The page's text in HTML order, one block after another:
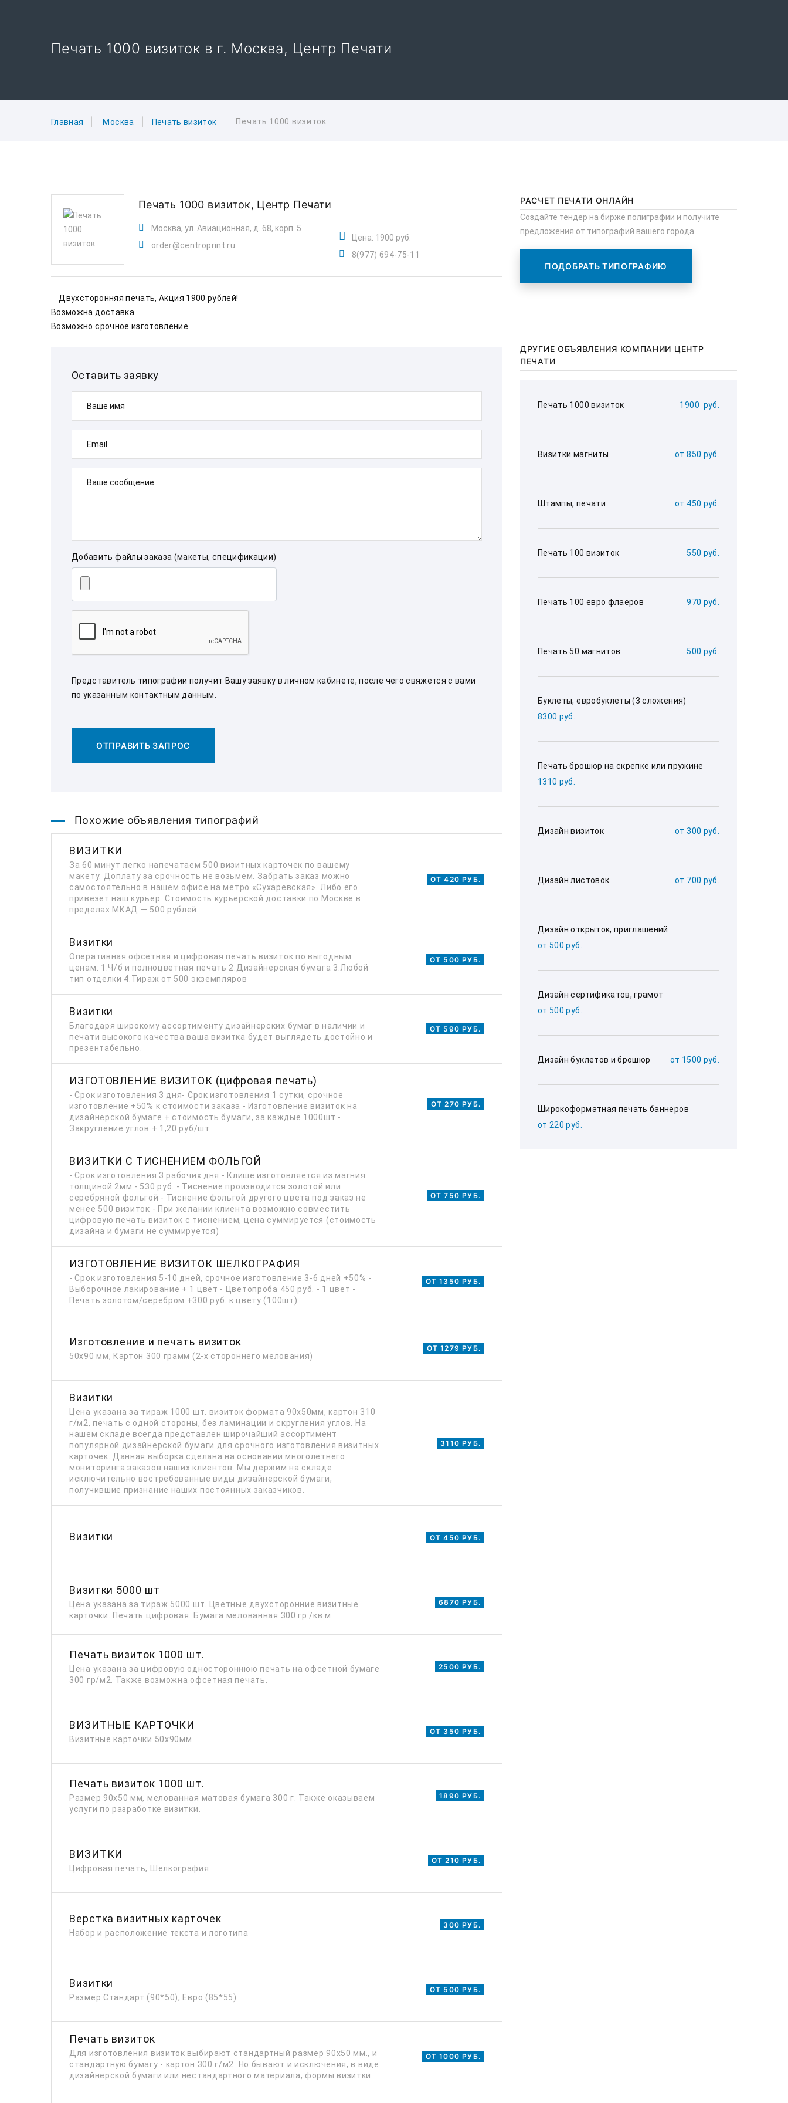
Печать 1000 визиток в г. Москва, Центр Печати
Главная Москва Печать визиток Печать 1000 визиток
Печать 1000 визиток, Центр Печати
Москва, ул. Авиационная, д. 68, корп. 5
order@centroprint.ru
Цена: 1900 руб.
8(977) 694-75-11
    Двухсторонняя печать, Акция 1900 рублей!
Возможна доставка.
Возможно срочное изготовление.
Оставить заявку
Ваше имя
Email
Ваше сообщение
Добавить файлы заказа (макеты, спецификации)
Представитель типографии получит Вашу заявку в личном кабинете, после чего свяжется с вами
по указанным контактным данным.
ОТПРАВИТЬ ЗАПРОС
Похожие объявления типографий
ВИЗИТКИ
За 60 минут легко напечатаем 500 визитных карточек по вашему
макету. Доплату за срочность не возьмем. Забрать заказ можно
самостоятельно в нашем офисе на метро «Сухаревская». Либо его
привезет наш курьер. Стоимость курьерской доставки по Москве в
пределах МКАД — 500 рублей.
ОТ 420 РУБ.
Визитки
Оперативная офсетная и цифровая печать визиток по выгодным
ценам: 1.Ч/б и полноцветная печать 2.Дизайнерская бумага 3.Любой
тип отделки 4.Тираж от 500 экземпляров
ОТ 500 РУБ.
Визитки
Благодаря широкому ассортименту дизайнерских бумаг в наличии и
печати высокого качества ваша визитка будет выглядеть достойно и
презентабельно.
ОТ 590 РУБ.
ИЗГОТОВЛЕНИЕ ВИЗИТОК (цифровая печать)
- Срок изготовления 3 дня- Срок изготовления 1 сутки, срочное
изготовление +50% к стоимости заказа - Изготовление визиток на
дизайнерской бумаге + стоимость бумаги, за каждые 1000шт -
Закругление углов + 1,20 руб/шт
ОТ 270 РУБ.
ВИЗИТКИ С ТИСНЕНИЕМ ФОЛЬГОЙ
- Срок изготовления 3 рабочих дня - Клише изготовляется из магния
толщиной 2мм - 530 руб. - Тиснение производится золотой или
серебряной фольгой - Тиснение фольгой другого цвета под заказ не
менее 500 визиток - При желании клиента возможно совместить
цифровую печать визиток с тиснением, цена суммируется (стоимость
дизайна и бумаги не суммируется)
ОТ 750 РУБ.
ИЗГОТОВЛЕНИЕ ВИЗИТОК ШЕЛКОГРАФИЯ
- Срок изготовления 5-10 дней, срочное изготовление 3-6 дней +50% -
Выборочное лакирование + 1 цвет - Цветопроба 450 руб. - 1 цвет -
Печать золотом/серебром +300 руб. к цвету (100шт)
ОТ 1350 РУБ.
Изготовление и печать визиток
50х90 мм, Картон 300 грамм (2-х стороннего мелования)
ОТ 1279 РУБ.
Визитки
Цена указана за тираж 1000 шт. визиток формата 90х50мм, картон 310
г/м2, печать с одной стороны, без ламинации и скругления углов. На
нашем складе всегда представлен широчайший ассортимент
популярной дизайнерской бумаги для срочного изготовления визитных
карточек. Данная выборка сделана на основании многолетнего
мониторинга заказов наших клиентов. Мы держим на складе
исключительно востребованные виды дизайнерской бумаги,
получившие признание наших постоянных заказчиков.
3110 РУБ.
Визитки ОТ 450 РУБ.
Визитки 5000 шт
Цена указана за тираж 5000 шт. Цветные двухсторонние визитные
карточки. Печать цифровая. Бумага мелованная 300 гр./кв.м.
6870 РУБ.
Печать визиток 1000 шт.
Цена указана за цифровую одностороннюю печать на офсетной бумаге
300 гр/м2. Также возможна офсетная печать.
2500 РУБ.
ВИЗИТНЫЕ КАРТОЧКИ
Визитные карточки 50х90мм
ОТ 350 РУБ.
Печать визиток 1000 шт.
Размер 90х50 мм, мелованная матовая бумага 300 г. Также оказываем
услуги по разработке визитки.
1890 РУБ.
ВИЗИТКИ
Цифровая печать, Шелкография
ОТ 210 РУБ.
Верстка визитных карточек
Набор и расположение текста и логотипа
300 РУБ.
Визитки
Размер Стандарт (90*50), Евро (85*55)
ОТ 500 РУБ.
Печать визиток
Для изготовления визиток выбирают стандартный размер 90х50 мм., и
стандартную бумагу - картон 300 г/м2. Но бывают и исключения, в виде
дизайнерской бумаги или нестандартного материала, формы визитки.
ОТ 1000 РУБ.
РАСЧЕТ ПЕЧАТИ ОНЛАЙН
Создайте тендер на бирже полиграфии и получите
предложения от типографий вашего города
ПОДОБРАТЬ ТИПОГРАФИЮ
ДРУГИЕ ОБЪЯВЛЕНИЯ КОМПАНИИ ЦЕНТР
ПЕЧАТИ
Печать 1000 визиток 1900  руб.
Визитки магниты от 850 руб.
Штампы, печати от 450 руб.
Печать 100 визиток 550 руб.
Печать 100 евро флаеров 970 руб.
Печать 50 магнитов 500 руб.
Буклеты, евробуклеты (3 сложения)
8300 руб.
Печать брошюр на скрепке или пружине
1310 руб.
Дизайн визиток от 300 руб.
Дизайн листовок от 700 руб.
Дизайн открыток, приглашений
от 500 руб.
Дизайн сертификатов, грамот
от 500 руб.
Дизайн буклетов и брошюр от 1500 руб.
Широкоформатная печать баннеров
от 220 руб.